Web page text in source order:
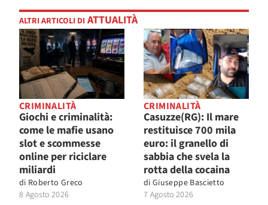
ALTRI ARTICOLI DI ATTUALITÀ
CRIMINALITÀ
Giochi e criminalità:
come le mafie usano
slot e scommesse
online per riciclare
miliardi
di Roberto Greco
8 Agosto 2026
CRIMINALITÀ
Casuzze(RG): Il mare
restituisce 700 mila
euro: il granello di
sabbia che svela la
rotta della cocaina
di Giuseppe Bascietto
7 Agosto 2026